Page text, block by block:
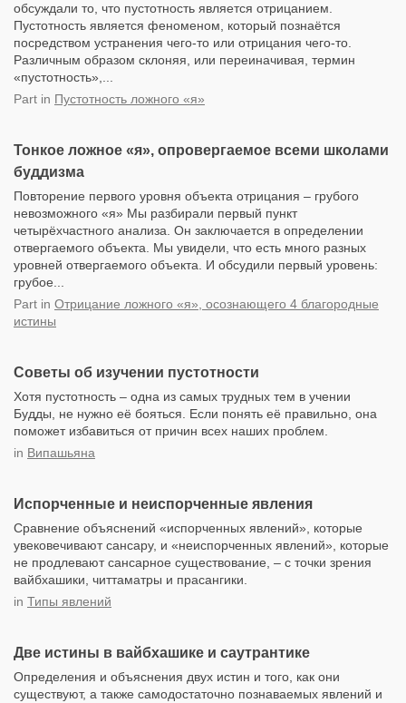
обсуждали то, что пустотность является отрицанием.
Пустотность является феноменом, который познаётся
посредством устранения чего-то или отрицания чего-то.
Различным образом склоняя, или переиначивая, термин
«пустотность»,...
Part in Пустотность ложного «я»
Тонкое ложное «я», опровергаемое всеми школами
буддизма
Повторение первого уровня объекта отрицания – грубого
невозможного «я» Мы разбирали первый пункт
четырёхчастного анализа. Он заключается в определении
отвергаемого объекта. Мы увидели, что есть много разных
уровней отвергаемого объекта. И обсудили первый уровень:
грубое...
Part in Отрицание ложного «я», осознающего 4 благородные
истины
Советы об изучении пустотности
Хотя пустотность – одна из самых трудных тем в учении
Будды, не нужно её бояться. Если понять её правильно, она
поможет избавиться от причин всех наших проблем.
in Випашьяна
Испорченные и неиспорченные явления
Сравнение объяснений «испорченных явлений», которые
увековечивают сансару, и «неиспорченных явлений», которые
не продлевают сансарное существование, – с точки зрения
вайбхашики, читтаматры и прасангики.
in Типы явлений
Две истины в вайбхашике и саутрантике
Определения и объяснения двух истин и того, как они
существуют, а также самодостаточно познаваемых явлений и